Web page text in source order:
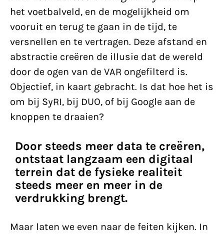
het voetbalveld, en de mogelijkheid om
vooruit en terug te gaan in de tijd, te
versnellen en te vertragen. Deze afstand en
abstractie creëren de illusie dat de wereld
door de ogen van de VAR ongefilterd is.
Objectief, in kaart gebracht. Is dat hoe het is
om bij SyRI, bij DUO, of bij Google aan de
knoppen te draaien?
Door steeds meer data te creëren,
ontstaat langzaam een digitaal
terrein dat de fysieke realiteit
steeds meer en meer in de
verdrukking brengt.
Maar laten we even naar de feiten kijken. In